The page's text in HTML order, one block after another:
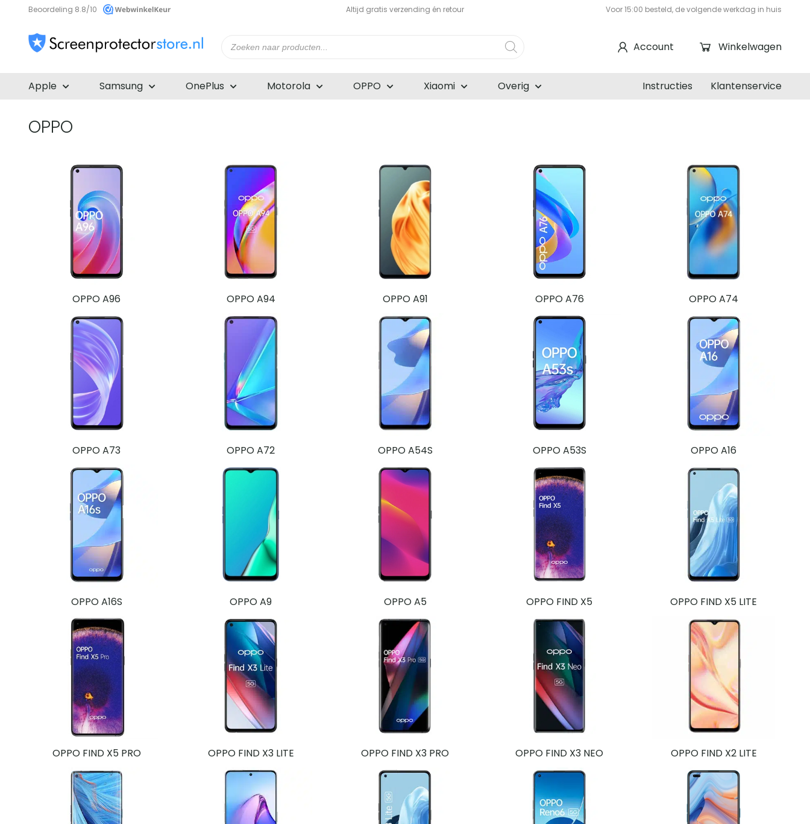
Beoordeling 8.8/10 Altijd gratis verzending én retour Voor 15:00 besteld, de volgende werkdag in huis
zoeken Winkelwagen
Account
Apple Samsung OnePlus Motorola OPPO Xiaomi Overig Klantenservice
Instructies
OPPO
OPPO A96 OPPO A94 OPPO A91 OPPO A76 OPPO A74
OPPO A73 OPPO A72 OPPO A54S OPPO A53S OPPO A16
OPPO A16S OPPO A9 OPPO A5 OPPO FIND X5 OPPO FIND X5 LITE
OPPO FIND X5 PRO OPPO FIND X3 LITE OPPO FIND X3 PRO OPPO FIND X3 NEO OPPO FIND X2 LITE